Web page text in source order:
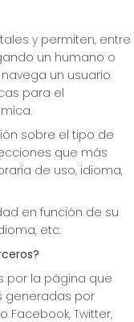
y permiten, entre
un humano o
un usuario
para el
sobre el tipo de
que más
de uso, idioma,
en función de su
etc.
por la página que
generadas por
Facebook, Twitter,